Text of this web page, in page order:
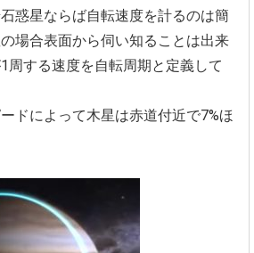
惑星ならば自転速度を計るのは簡
場合表面から伺い知ることは出来
周する速度を自転周期と定義して
ドによって木星は赤道付近で7%ほ